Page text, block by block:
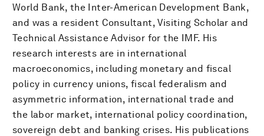
World Bank, the Inter-American Development Bank,
and was a resident Consultant, Visiting Scholar and
Technical Assistance Advisor for the IMF. His
research interests are in international
macroeconomics, including monetary and fiscal
policy in currency unions, fiscal federalism and
asymmetric information, international trade and
the labor market, international policy coordination,
sovereign debt and banking crises. His publications